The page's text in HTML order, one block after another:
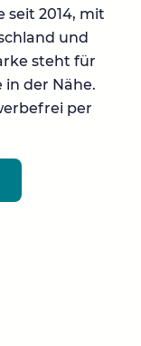
seit 2014, mit
und
steht für
der Nähe.
per